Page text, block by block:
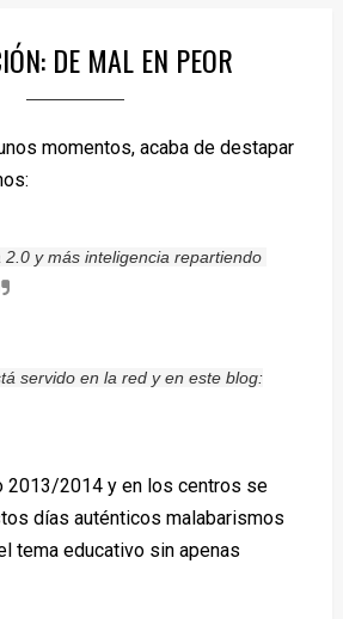
DE MAL EN PEOR
momentos, acaba de destapar
2.0 y más inteligencia repartiendo
servido en la red y en este blog:
2013/2014 y en los centros se
días auténticos malabarismos
tema educativo sin apenas